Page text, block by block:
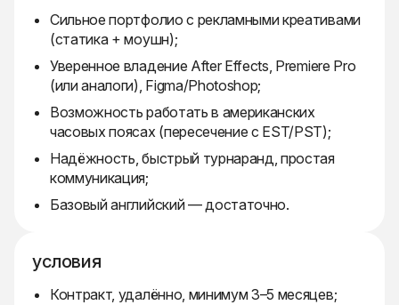
Сильное портфолио с рекламными креативами
(статика + моушн);
Уверенное владение After Effects, Premiere Pro
(или аналоги), Figma/Photoshop;
Возможность работать в американских
часовых поясах (пересечение с EST/PST);
Надёжность, быстрый турнаранд, простая
коммуникация;
Базовый английский — достаточно.
условия
Контракт, удалённо, минимум 3–5 месяцев;